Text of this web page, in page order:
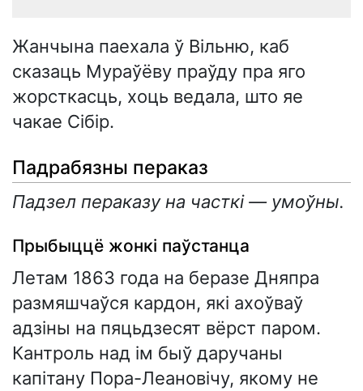
Жанчына паехала ў Вільню, каб
сказаць Мураўёву праўду пра яго
жорсткасць, хоць ведала, што яе
чакае Сібір.
Падрабязны пераказ
Падзел пераказу на часткі — умоўны.
Прыбыццё жонкі паўстанца
Летам 1863 года на беразе Дняпра
размяшчаўся кардон, які ахоўваў
адзіны на пяцьдзесят вёрст паром.
Кантроль над ім быў даручаны
капітану Пора-Леановічу, якому не